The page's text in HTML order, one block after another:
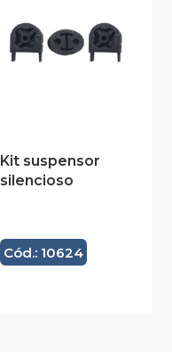
Kit suspensor
silencioso
Cód.: 10624